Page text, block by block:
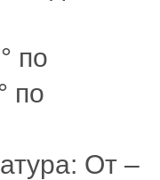
по
по
От –